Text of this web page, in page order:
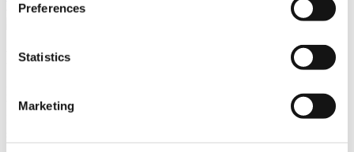
Preferences
Statistics
Marketing
Für Ausrichter
Hier können Sie das aktuelle Regelwerk sowie Richtlinien zu
Wettkämpfen, Anti-Doping und Fairplay einsehen, sich über
Kontaktpersonen für Wettkämpfe und Sponsoren informieren,